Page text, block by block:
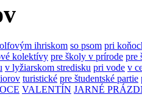
ihriskom so psom pri
kolektívy pre školy v prírode pre
v lyžiarskom stredisku pri vode v
turistické pre študentské partie
VALENTÍN JARNÉ